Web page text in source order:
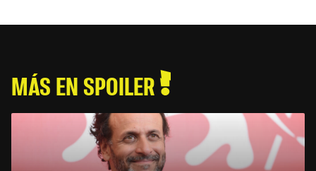
MÁS EN SPOILER